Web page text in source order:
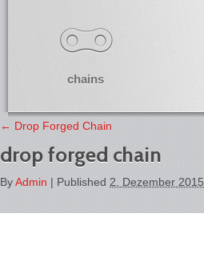
chains
← Drop Forged Chain
drop forged chain
ByAdmin | Published 2. Dezember 2015